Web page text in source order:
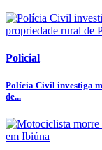
Policial
Polícia Civil investiga
de...